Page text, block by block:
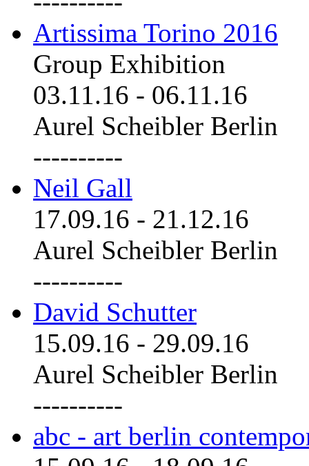
Artissima Torino 2016
Group Exhibition
03.11.16 - 06.11.16
Aurel Scheibler Berlin
----------
Neil Gall
17.09.16 - 21.12.16
Aurel Scheibler Berlin
----------
David Schutter
15.09.16 - 29.09.16
Aurel Scheibler Berlin
----------
abc - art berlin